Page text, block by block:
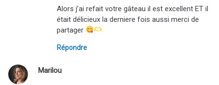
Alors j’ai refait votre gâteau il est excellent ET il
était délicieux la derniere fois aussi merci de
partager
Répondre
Marilou